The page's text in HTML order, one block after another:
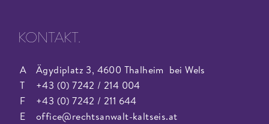
KONTAKT.
A
Ägydiplatz 3, 4600 Thalheim bei Wels
T
+43 (0) 7242 / 214 004
F
+43 (0) 7242 / 211 644
E
office@rechtsanwalt-kaltseis.at